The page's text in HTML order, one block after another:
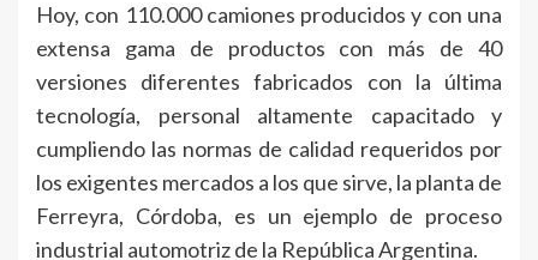
Hoy, con 110.000 camiones producidos y con una
extensa gama de productos con más de 40
versiones diferentes fabricados con la última
tecnología, personal altamente capacitado y
cumpliendo las normas de calidad requeridos por
los exigentes mercados a los que sirve, la planta de
Ferreyra, Córdoba, es un ejemplo de proceso
industrial automotriz de la República Argentina.